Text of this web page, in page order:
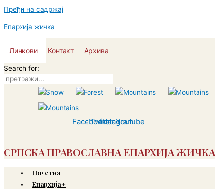
Пређи на садржај
Епархија жичка
Линкови Контакт Архива
Search for:
Facebook
Twitter
Instagram
Youtube
СРПСКА ПРАВОСЛАВНА ЕПАРХИЈА ЖИЧКА
Почетна
Епархија+